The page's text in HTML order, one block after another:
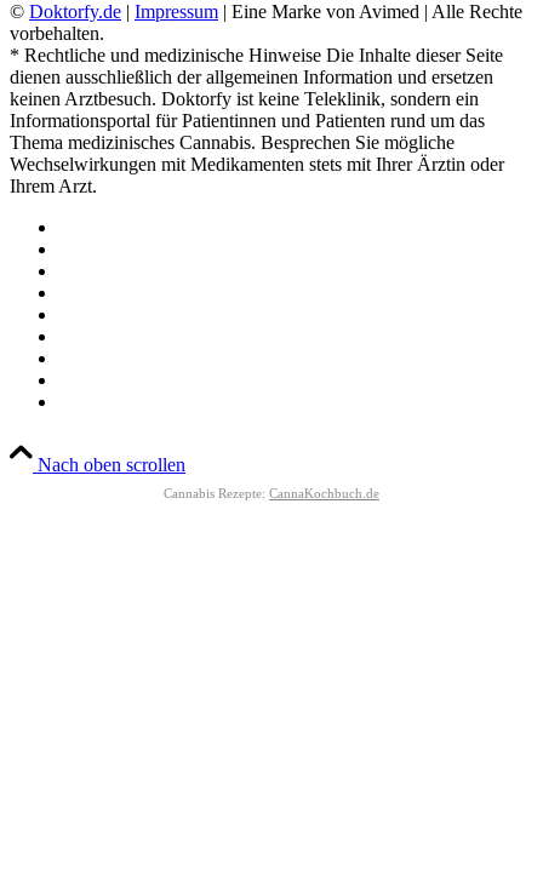
© Doktorfy.de | Impressum | Eine Marke von Avimed | Alle Rechte
vorbehalten.
* Rechtliche und medizinische Hinweise Die Inhalte dieser Seite
dienen ausschließlich der allgemeinen Information und ersetzen
keinen Arztbesuch. Doktorfy ist keine Teleklinik, sondern ein
Informationsportal für Patientinnen und Patienten rund um das
Thema medizinisches Cannabis. Besprechen Sie mögliche
Wechselwirkungen mit Medikamenten stets mit Ihrer Ärztin oder
Ihrem Arzt.
Nach oben scrollen
Cannabis Rezepte: CannaKochbuch.de